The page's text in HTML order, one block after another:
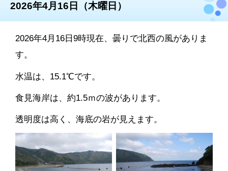
2026年4月16日（木曜日）
2026年4月16日9時現在、曇りで北西の風がありま
す。
水温は、15.1℃です。
食見海岸は、約1.5ｍの波があります。
透明度は高く、海底の岩が見えます。